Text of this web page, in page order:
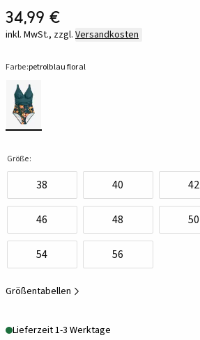
34,99 €
inkl. MwSt., zzgl. Versandkosten
Farbe:petrolblau floral
Größe:
38 40 42
46 48 50
54 56
Größentabellen
Lieferzeit 1-3 Werktage